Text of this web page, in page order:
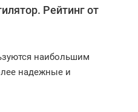
Рейтинг от
наибольшим
надежные и